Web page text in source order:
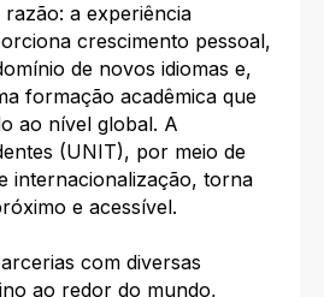
a experiência
crescimento pessoal,
de novos idiomas e,
formação acadêmica que
ao nível global. A
(UNIT), por meio de
internacionalização, torna
e acessível.
com diversas
ao redor do mundo,